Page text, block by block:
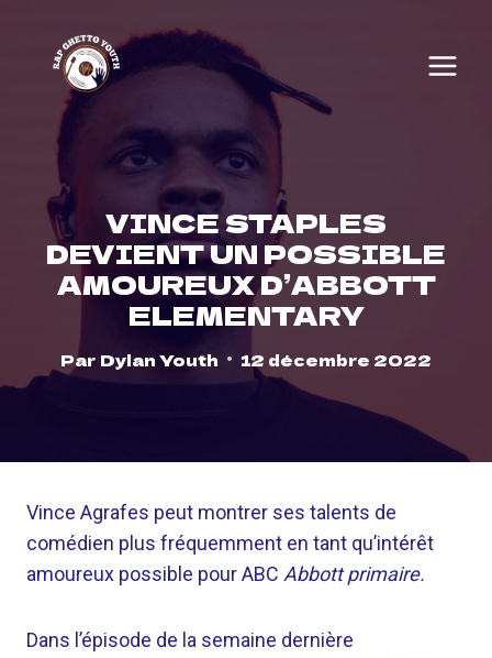
content
VINCE STAPLES
DEVIENT UN POSSIBLE
AMOUREUX D’ABBOTT
ELEMENTARY
Par Dylan Youth 12 décembre 2022
Vince Agrafes peut montrer ses talents de
comédien plus fréquemment en tant qu’intérêt
amoureux possible pour ABC Abbott primaire.
Dans l’épisode de la semaine dernière